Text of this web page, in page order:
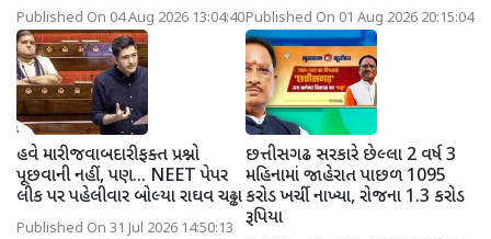
Published On 04 Aug 2026 13:04:40Published On 01 Aug 2026 20:15:04
હવે મારી જવાબદારી ફક્ત પ્રશ્નો
પૂછવાની નહીં, પણ... NEET પેપર
લીક પર પહેલીવાર બોલ્યા રાઘવ ચઢ્ઢા
Published On 31 Jul 2026 14:50:13
છત્તીસગઢ સરકારે છેલ્લા 2 વર્ષ 3
મહિનામાં જાહેરાત પાછળ 1095
કરોડ ખર્ચી નાખ્યા, રોજના 1.3 કરોડ
રૂપિયા